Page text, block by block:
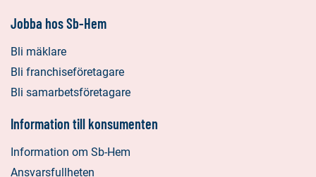
Jobba hos Sb-Hem
Bli mäklare
Bli franchiseföretagare
Bli samarbetsföretagare
Information till konsumenten
Information om Sb-Hem
Ansvarsfullheten